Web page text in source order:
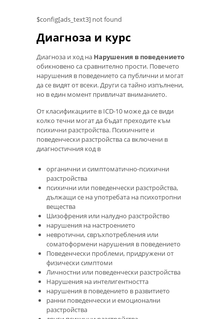
$config[ads_text3] not found
Диагноза и курс
Диагноза и ход на Нарушения в поведението
обикновено са сравнително прости. Повечето
нарушения в поведението са публични и могат
да се видят от всеки. Други са тайно изпълнени,
но в един момент привличат вниманието.
От класификациите в ICD-10 може да се види
колко течни могат да бъдат преходите към
психични разстройства. Психичните и
поведенчески разстройства са включени в
диагностичния код в
органични и симптоматично-психични
разстройства
психични или поведенчески разстройства,
дължащи се на употребата на психотропни
вещества
Шизофрения или налудно разстройство
нарушения на настроението
невротични, свръхпотребления или
соматоформени нарушения в поведението
Поведенчески проблеми, придружени от
физически симптоми
Личностни или поведенчески разстройства
Нарушения на интелигентността
нарушения в поведението в развитието
ранни поведенчески и емоционални
разстройства